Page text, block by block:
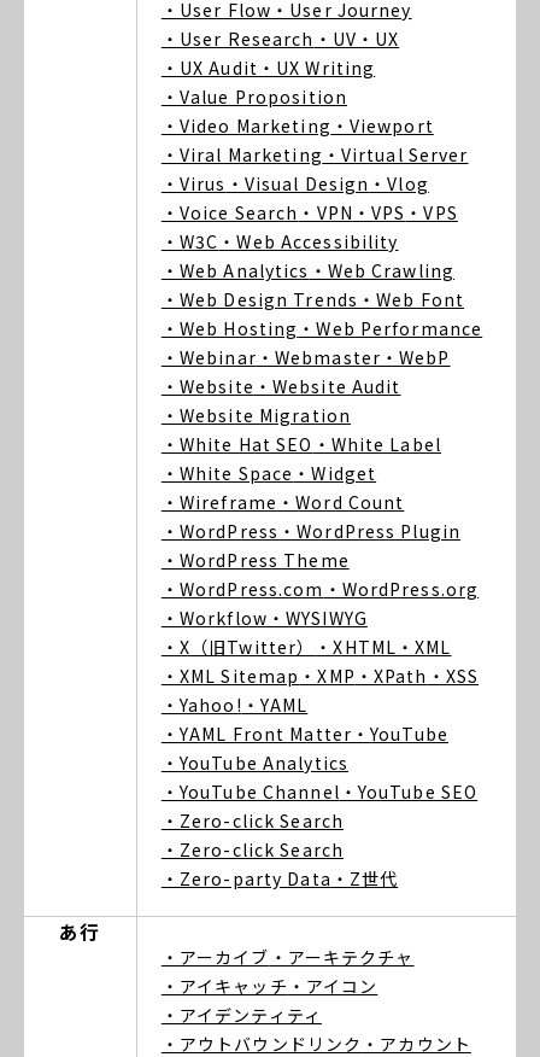
・User Flow ・User Journey
・User Research ・UV ・UX
・UX Audit ・UX Writing
・Value Proposition
・Video Marketing ・Viewport
・Viral Marketing ・Virtual Server
・Virus ・Visual Design ・Vlog
・Voice Search ・VPN ・VPS ・VPS
・W3C ・Web Accessibility
・Web Analytics ・Web Crawling
・Web Design Trends ・Web Font
・Web Hosting ・Web Performance
・Webinar ・Webmaster ・WebP
・Website ・Website Audit
・Website Migration
・White Hat SEO ・White Label
・White Space ・Widget
・Wireframe ・Word Count
・WordPress ・WordPress Plugin
・WordPress Theme
・WordPress.com ・WordPress.org
・Workflow ・WYSIWYG
・X（旧Twitter）
・XHTML ・XML
・XML Sitemap ・XMP ・XPath ・XSS
・Yahoo! ・YAML
・YAML Front Matter ・YouTube
・YouTube Analytics
・YouTube Channel ・YouTube SEO
・Zero-click Search
・Zero-click Search
・Zero-party Data ・Z世代
あ行
・アーカイブ ・アーキテクチャ
・アイキャッチ ・アイコン
・アイデンティティ
・アウトバウンドリンク ・アカウント